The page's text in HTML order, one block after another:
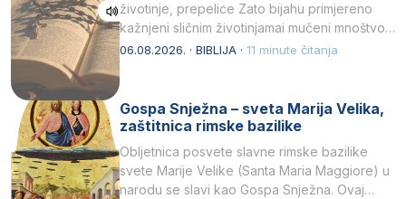
životinje, prepelice Zato bijahu primjereno
kažnjeni sličnim životinjamai mučeni mnoštvom
kukaca.2 A narod…
06.08.2026. · BIBLIJA · 11 minute čitanja
Gospa Snježna – sveta Marija Velika,
zaštitnica rimske bazilike
Obljetnica posvete slavne rimske bazilike
svete Marije Velike (Santa Maria Maggiore) u
narodu se slavi kao Gospa Snježna. Ovaj